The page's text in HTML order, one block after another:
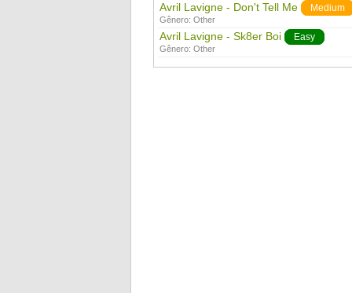
Avril Lavigne - Don't Tell Me Medium
Gênero: Other
Avril Lavigne - Sk8er Boi Easy
Gênero: Other